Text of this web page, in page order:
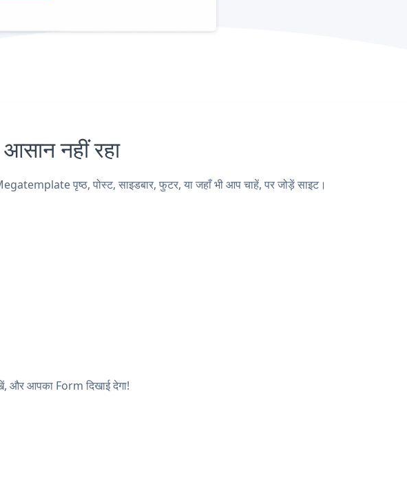
नहीं रहा
पृष्ठ, पोस्ट, साइडबार, फुटर, या जहाँ भी आप चाहें, पर जोड़ें साइट।
और आपका Form दिखाई देगा!